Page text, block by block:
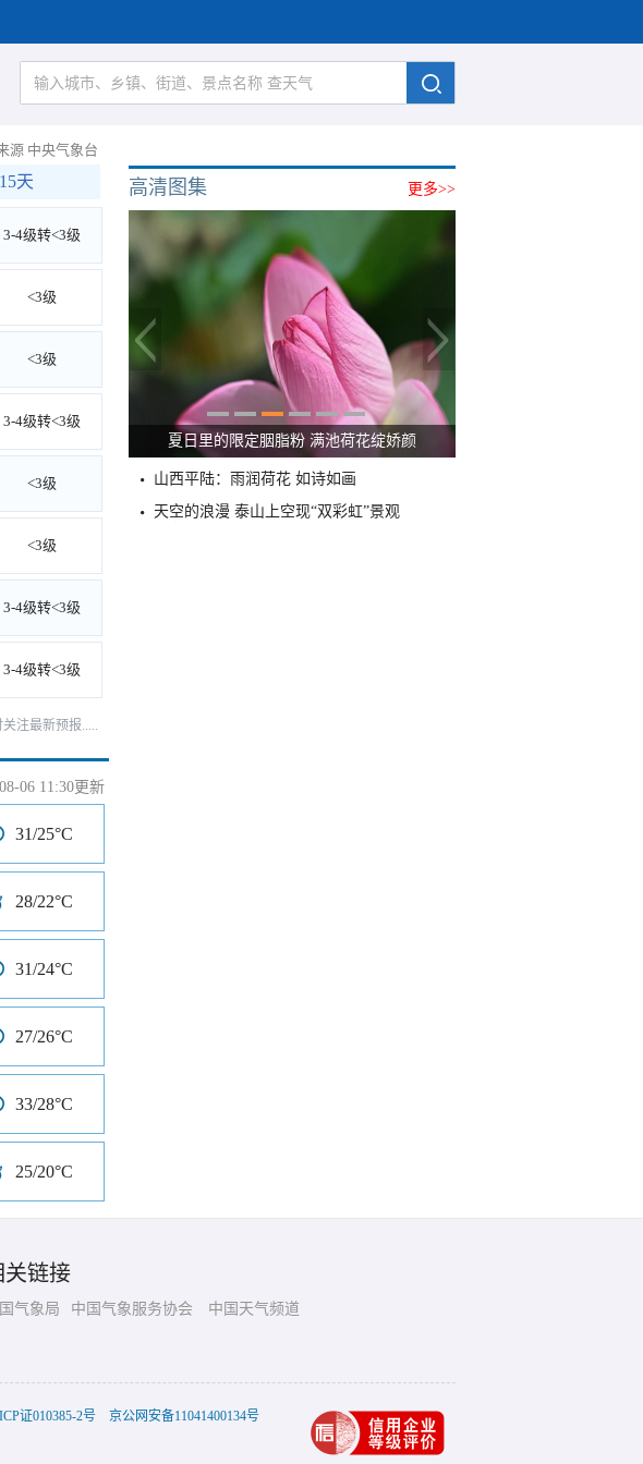
源 中央气象台
天
3-4级转<3级
<3级
<3级
3-4级转<3级
<3级
<3级
3-4级转<3级
3-4级转<3级
注最新预报.....
06 11:30更新
31/25°C
28/22°C
31/24°C
27/26°C
33/28°C
25/20°C
更多>>
高清图集
金色花海上线 青海门源油菜花大面积开放
山西平陆：雨润荷花 如诗如画
天空的浪漫 泰山上空现“双彩虹”景观
关链接
气象局 中国气象服务协会 中国天气频道
证010385-2号 京公网安备11041400134号